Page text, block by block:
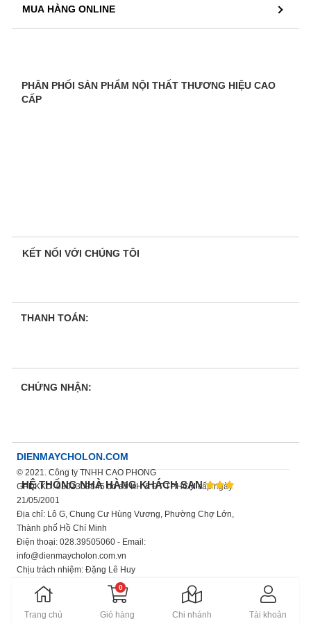
MUA HÀNG ONLINE
PHÂN PHỐI SẢN PHẨM NỘI THẤT THƯƠNG HIỆU CAO
CẤP
HỆ THỐNG NHÀ HÀNG KHÁCH SẠN
KẾT NỐI VỚI CHÚNG TÔI
THANH TOÁN:
CHỨNG NHẬN:
DIENMAYCHOLON.COM
© 2021. Công ty TNHH CAO PHONG
GPDKKD: 0302309845 do sở KH & ĐT TP.HCM cấp ngày
21/05/2001
Địa chỉ: Lô G, Chung Cư Hùng Vương, Phường Chợ Lớn,
Thành phố Hồ Chí Minh
Điện thoại: 028.39505060 - Email:
info@dienmaycholon.com.vn
Chịu trách nhiệm: Đặng Lê Huy
Xem thêm chính sách bảo mật thông tin
Trang chủ
0
Giỏ hàng Chi nhánh Tài khoản